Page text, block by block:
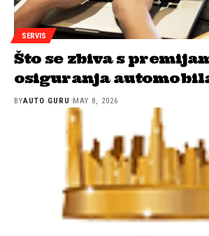
SERVIS
Što se zbiva s
osiguranja
BYAUTO GURU MAY 8, 2026